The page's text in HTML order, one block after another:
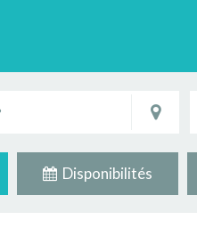
Disponibilités